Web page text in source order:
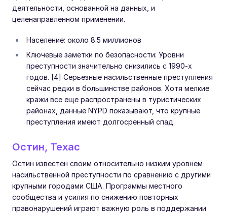
деятельности, основанной на данных, и
целенаправленном применении.
Население: около 8.5 миллионов
Ключевые заметки по безопасности: Уровни
преступности значительно снизились с 1990-х
годов. [4] Серьезные насильственные преступления
сейчас редки в большинстве районов. Хотя мелкие
кражи все еще распространены в туристических
районах, данные NYPD показывают, что крупные
преступления имеют долгосренный спад.
Остин, Техас
Остин известен своим относительно низким уровнем
насильственной преступности по сравнению с другими
крупными городами США. Программы местного
сообщества и усилия по снижению повторных
правонарушений играют важную роль в поддержании